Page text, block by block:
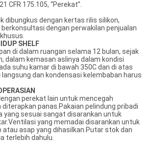
CFR 175.105, “Perekat”.
dibungkus dengan kertas rilis silikon,
dengan perwakilan penjualan
SHELF
di dalam ruangan selama 12 bulan, sejak
dalam kemasan aslinya dalam kondisi
suhu kamar di bawah 350C dan di atas
langsung dan kondensasi kelembaban harus
perekat lain untuk mencegah
panas.Pakaian pelindung pribadi
yang sesuai sangat disarankan untuk
yang memadai disarankan untuk
atau asap yang dihasilkan.Putar stok dan
terlebih dahulu.